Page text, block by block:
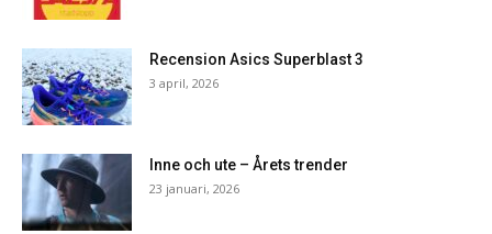
Recension Asics Superblast 3
3 april, 2026
Inne och ute – Årets trender
23 januari, 2026